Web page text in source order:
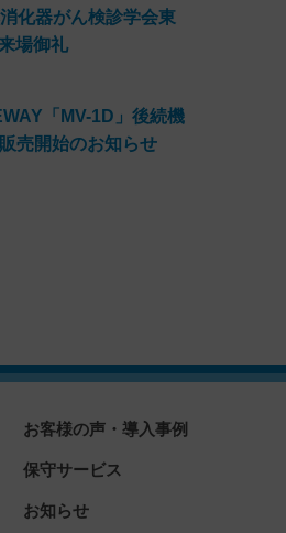
消化器がん検診学会東
場御礼
「MV-1D」後続機
売開始のお知らせ
お客様の声・導入事例
保守サービス
お知らせ